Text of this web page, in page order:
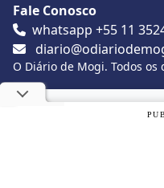
Fale Conosco
whatsapp +55 11
O Diário de Mogi. Todos
Siga O Diário nas
Utilizamos cookies, de